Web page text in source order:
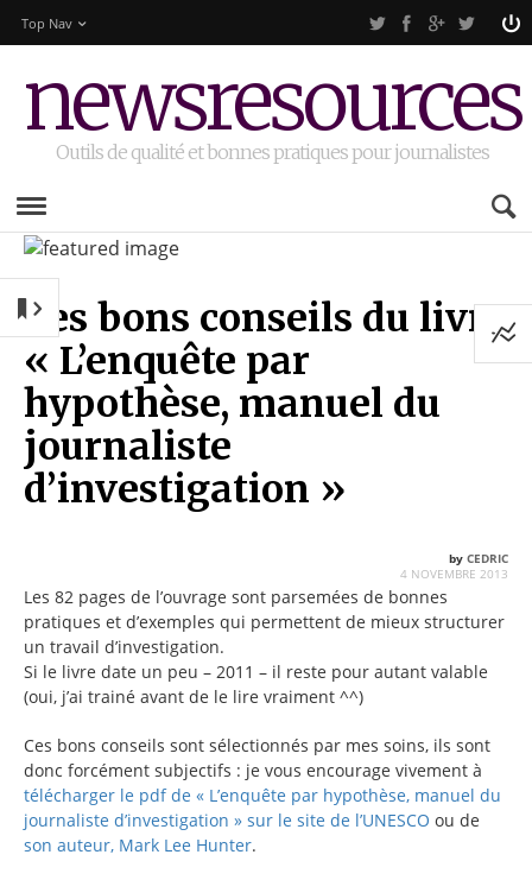
Top Nav
newsresources
Outils de qualité et bonnes pratiques pour journalistes
Les bons conseils du livre
« L’enquête par
hypothèse, manuel du
journaliste
d’investigation »
by CEDRIC
4 NOVEMBRE 2013
Les 82 pages de l’ouvrage sont parsemées de bonnes
pratiques et d’exemples qui permettent de mieux structurer
un travail d’investigation.
Si le livre date un peu – 2011 – il reste pour autant valable
(oui, j’ai trainé avant de le lire vraiment ^^)
Ces bons conseils sont sélectionnés par mes soins, ils sont
donc forcément subjectifs : je vous encourage vivement à
télécharger le pdf de « L’enquête par hypothèse, manuel du
journaliste d’investigation » sur le site de l’UNESCO ou de
son auteur, Mark Lee Hunter.